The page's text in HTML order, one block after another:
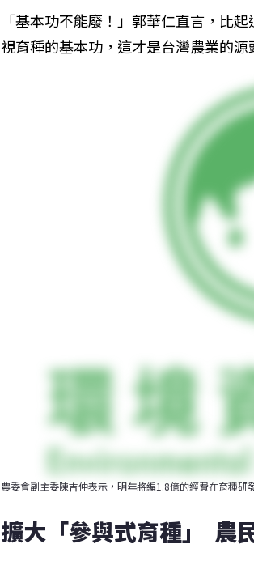
「基本功不能廢！」郭華仁直言，比
視育種的基本功，這才是台灣農業的源
農委會副主委陳吉仲表示，明年將編1.8億的經費在育種研
擴大「參與式育種」  農